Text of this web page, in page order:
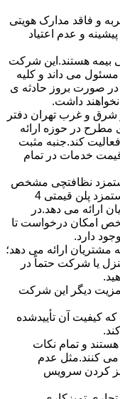
و فاقد مدارک هویتی
و عدم اعتیاد
هستند.این شرکت
می داند و کلیه
در صورت بروز حادثه ی
داشت.
و غرب تهران دفتر
مطرح در حوزه ارائه
کند.جنبه مثبت
خدمات در تمام
نظافتچی مشخص
کرده است.این شرکت برای تعیین دستمزد پلن قیمتی 4
مشتریان ارائه می دهد.در
امکان درخواست تا
دارد.
24 ساعته به مشتریان ارائه می دهد؛
یا شرکت حتماً در
دیگر این شرکت
کیفیت آن تأییدشده
و تمام نکات
می کنند.مثل عدم
کردن سرویس